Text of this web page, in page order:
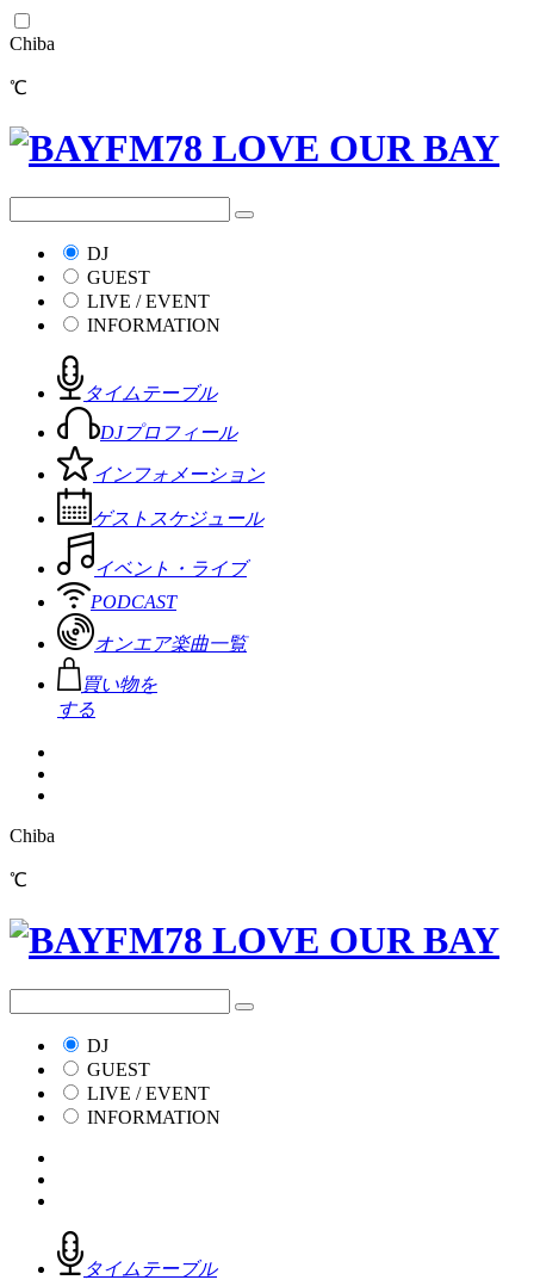
Chiba
℃
DJ
GUEST
LIVE / EVENT
INFORMATION
タイムテーブル
DJプロフィール
インフォメーション
ゲストスケジュール
イベント・ライブ
PODCAST
オンエア楽曲一覧
買い物を
する
Chiba
℃
DJ
GUEST
LIVE / EVENT
INFORMATION
タイムテーブル